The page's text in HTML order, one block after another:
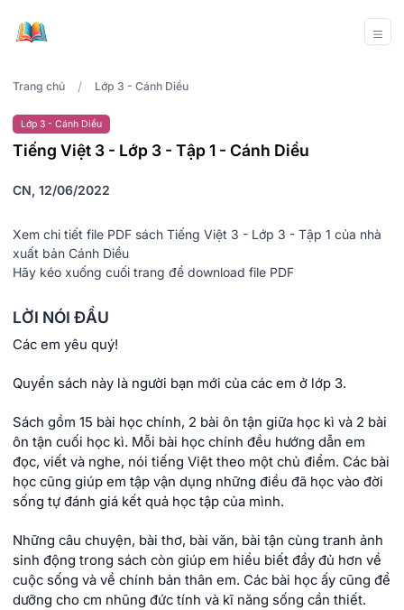
Trang chủ / Lớp 3 - Cánh Diều
Lớp 3 - Cánh Diều
Tiếng Việt 3 - Lớp 3 - Tập 1 - Cánh Diều
CN, 12/06/2022
Xem chi tiết file PDF sách Tiếng Việt 3 - Lớp 3 - Tập 1 của nhà
xuất bản Cánh Diều
Hãy kéo xuống cuối trang để download file PDF
LỜI NÓI ĐẦU
Các em yêu quý!
Quyển sách này là người bạn mới của các em ở lớp 3.
Sách gồm 15 bài học chính, 2 bài ôn tận giữa học kì và 2 bài
ôn tận cuối học kì. Mỗi bài học chính đều hướng dẫn em
đọc, viết và nghe, nói tiếng Việt theo một chủ điểm. Các bài
học cũng giúp em tập vận dụng những điều đã học vào đời
sống tự đánh giá kết quả học tập của mình.
Những câu chuyện, bài thơ, bài văn, bài tận cùng tranh ảnh
sinh động trong sách còn giúp em hiểu biết đầy đủ hơn về
cuộc sống và về chính bản thân em. Các bài học ấy cũng để
dưỡng cho cm nhũng đức tính và kĩ năng sống cần thiết.